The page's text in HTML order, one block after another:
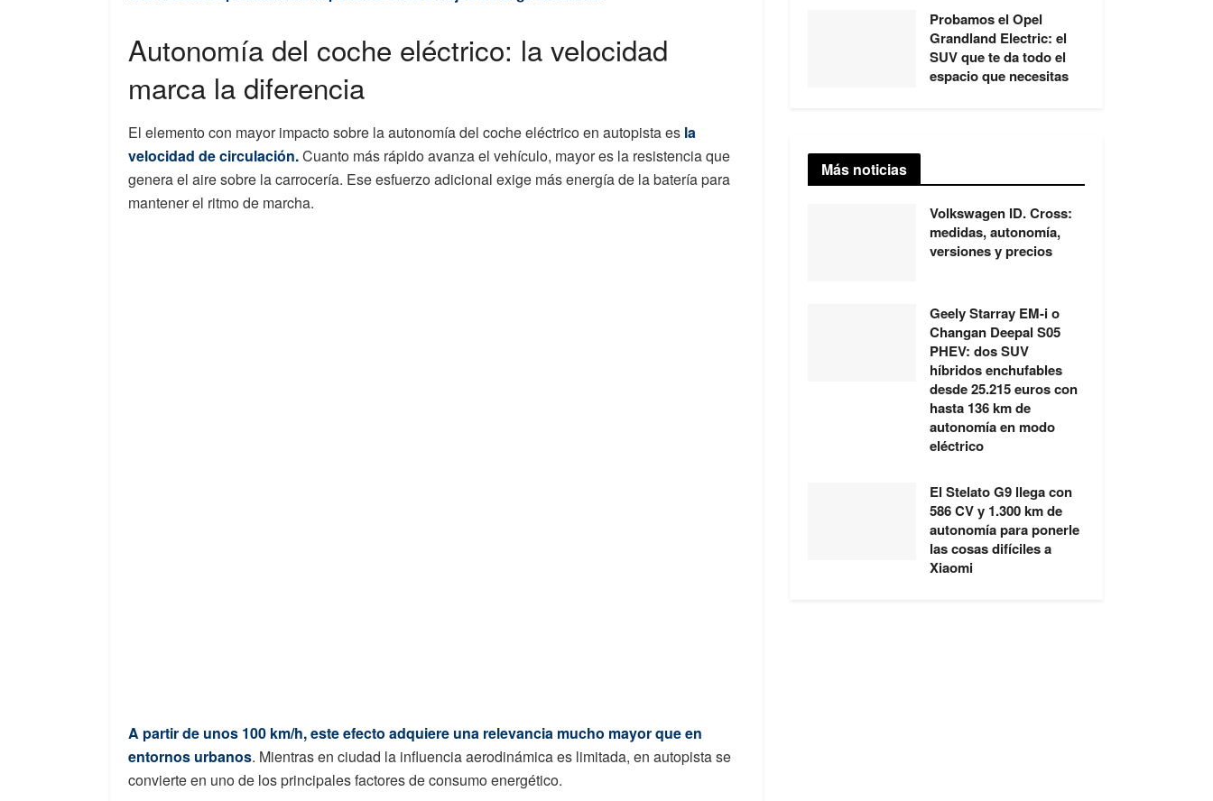
Autonomía del coche eléctrico: la velocidad
marca la diferencia
El elemento con mayor impacto sobre la autonomía del coche eléctrico en autopista es la
velocidad de circulación.Cuanto más rápido avanza el vehículo, mayor es la resistencia que
genera el aire sobre la carrocería. Ese esfuerzo adicional exige más energía de la batería para
mantener el ritmo de marcha.
A partir de unos 100 km/h, este efecto adquiere una relevancia mucho mayor que en
entornos urbanos. Mientras en ciudad la influencia aerodinámica es limitada, en autopista se
convierte en uno de los principales factores de consumo energético.
Probamos el Opel
Grandland Electric: el
SUV que te da todo el
espacio que necesitas
Más noticias
Volkswagen ID. Cross:
medidas, autonomía,
versiones y precios
Geely Starray EM-i o
Changan Deepal S05
PHEV: dos SUV
híbridos enchufables
desde 25.215 euros con
hasta 136 km de
autonomía en modo
eléctrico
El Stelato G9 llega con
586 CV y 1.300 km de
autonomía para ponerle
las cosas difíciles a
Xiaomi